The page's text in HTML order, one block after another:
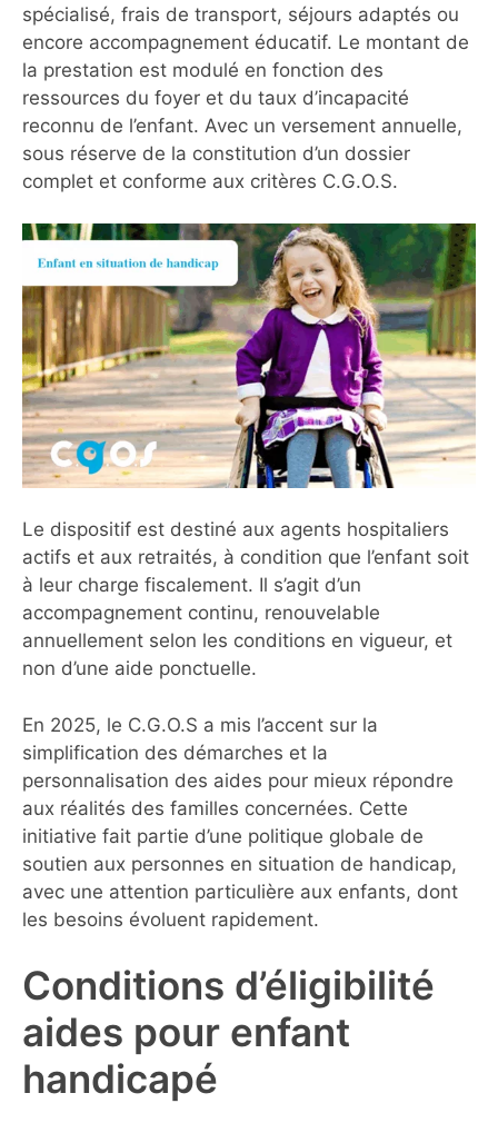
spécialisé, frais de transport, séjours adaptés ou
encore accompagnement éducatif. Le montant de
la prestation est modulé en fonction des
ressources du foyer et du taux d’incapacité
reconnu de l’enfant. Avec un versement annuelle,
sous réserve de la constitution d’un dossier
complet et conforme aux critères C.G.O.S.
Le dispositif est destiné aux agents hospitaliers
actifs et aux retraités, à condition que l’enfant soit
à leur charge fiscalement. Il s’agit d’un
accompagnement continu, renouvelable
annuellement selon les conditions en vigueur, et
non d’une aide ponctuelle.
En 2025, le C.G.O.S a mis l’accent sur la
simplification des démarches et la
personnalisation des aides pour mieux répondre
aux réalités des familles concernées. Cette
initiative fait partie d’une politique globale de
soutien aux personnes en situation de handicap,
avec une attention particulière aux enfants, dont
les besoins évoluent rapidement.
Conditions d’éligibilité
aides pour enfant
handicapé